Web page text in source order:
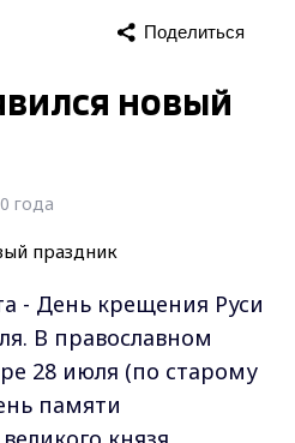
Поделиться
новый
года
- День крещения Руси
В православном
28 июля (по старому
памяти